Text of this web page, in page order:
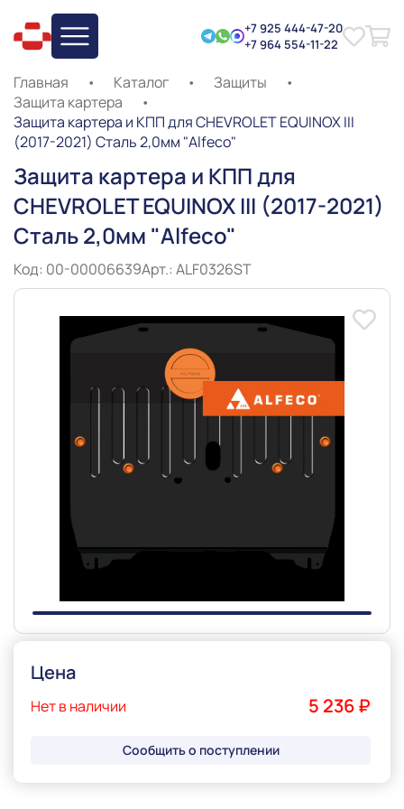
+7 925 444-47-20
+7 964 554-11-22
Главная • Каталог • Защиты
•
Защита картера
•
Защита картера и КПП для CHEVROLET EQUINOX III
(2017-2021) Сталь 2,0мм "Alfeco"
Защита картера и КПП для
CHEVROLET EQUINOX III (2017-2021)
Сталь 2,0мм "Alfeco"
Код: 00-00006639Арт.: ALF0326ST
Slide 1 of 1
Цена
Нет в наличии 5 236 ₽
Сообщить о поступлении